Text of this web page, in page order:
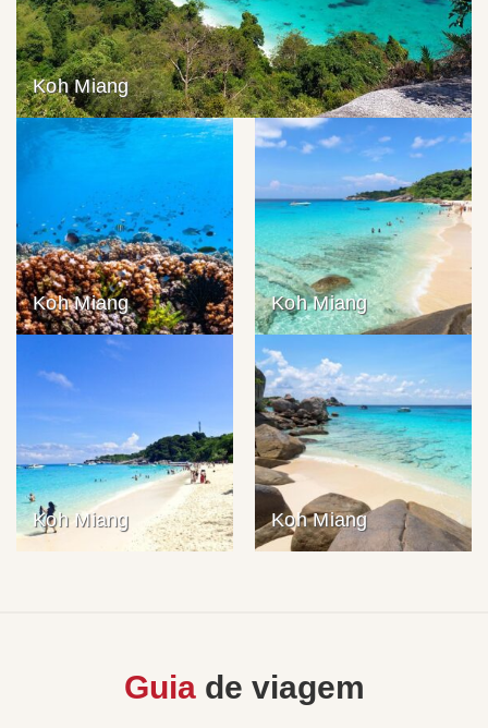
Koh Miang
Koh Miang Koh Miang
Koh Miang Koh Miang
Guiade viagem